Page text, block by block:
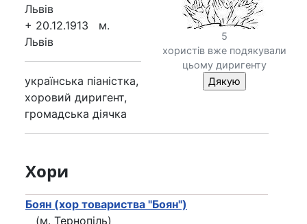
5
хористів вже подякували
цьому диригенту
Львів
+ 20.12.1913 м.
Львів
українська піаністка,
хоровий диригент,
громадська діячка
Хори
Боян (хор товариства "Боян")
(м. Тернопіль)